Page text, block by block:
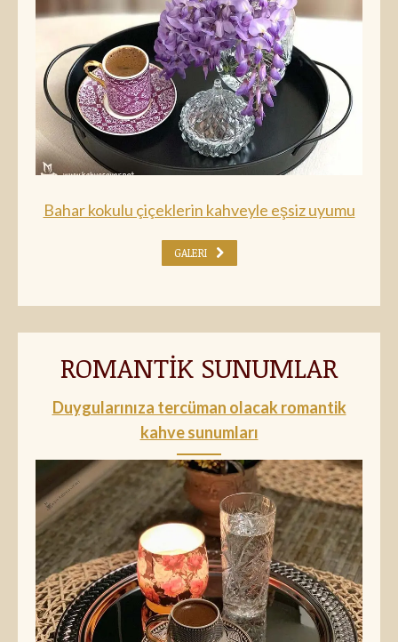
Bahar kokulu çiçeklerin kahveyle eşsiz uyumu
GALERI
ROMANTİK SUNUMLAR
Duygularınıza tercüman olacak romantik
kahve sunumları